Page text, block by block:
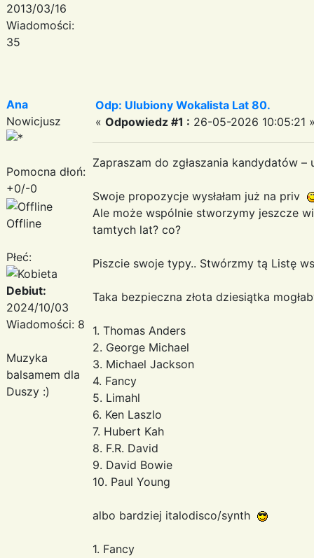
2013/03/16
Wiadomości:
35
Ana
Nowicjusz
Pomocna dłoń:
+0/-0
Offline
Płeć:
Debiut:
2024/10/03
Wiadomości: 8
Muzyka
balsamem dla
Duszy :)
Odp: Ulubiony Wokalista Lat 80.
« Odpowiedz #1 : 26-05-2026 10:05:21
Zapraszam do zgłaszania kandydatów
Swoje propozycje wysłałam już na priv
Ale może wspólnie stworzymy jeszcze
tamtych lat? co?
Piszcie swoje typy.. Stwórzmy tą Listę
Taka bezpieczna złota dziesiątka
1. Thomas Anders
2. George Michael
3. Michael Jackson
4. Fancy
5. Limahl
6. Ken Laszlo
7. Hubert Kah
8. F.R. David
9. David Bowie
10. Paul Young
albo bardziej italodisco/synth
1. Fancy